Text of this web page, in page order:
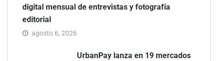
digital mensual de entrevistas y fotografía
editorial
agosto 6, 2026
UrbanPay lanza en 19 mercados